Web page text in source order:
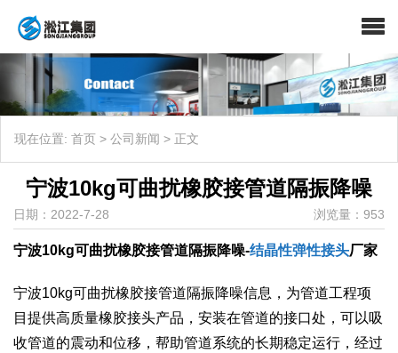
现在位置: 首页 > 公司新闻 > 正文
宁波10kg可曲扰橡胶接管道隔振降噪
日期：2022-7-28 浏览量：953
宁波10kg可曲扰橡胶接管道隔振降噪-结晶性弹性接头厂家
​宁波10kg可曲扰橡胶接管道隔振降噪信息，为管道工程项
目提供高质量橡胶接头产品，安装在管道的接口处，可以吸
收管道的震动和位移，帮助管道系统的长期稳定运行，经过